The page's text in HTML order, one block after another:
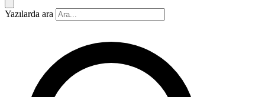
Yazılarda ara